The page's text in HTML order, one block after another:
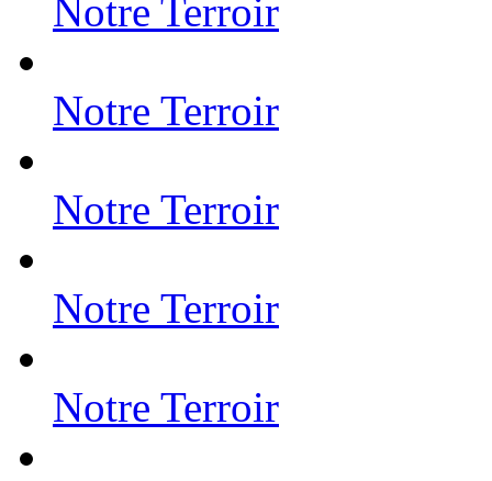
Notre Terroir
Notre Terroir
Notre Terroir
Notre Terroir
Notre Terroir